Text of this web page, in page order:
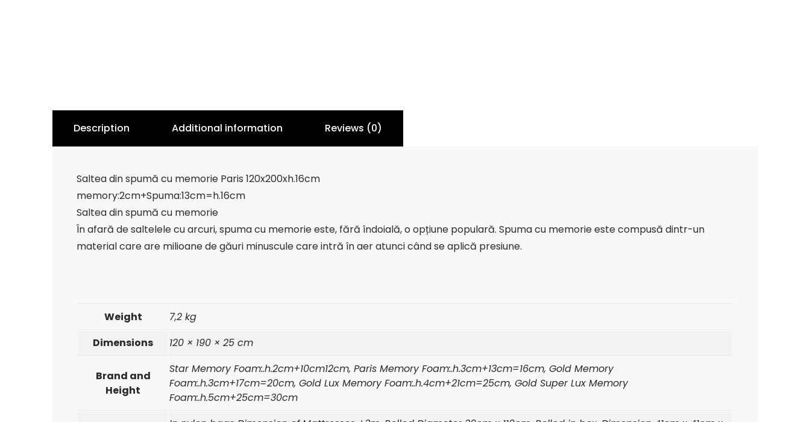
Description Additional information Reviews (0)
Saltea din spumă cu memorie Paris 120x200xh.16cm
memory:2cm+Spuma:13cm=h.16cm
Saltea din spumă cu memorie
În afară de saltelele cu arcuri, spuma cu memorie este, fără îndoială, o opțiune populară. Spuma cu memorie este compusă dintr-un
material care are milioane de găuri minuscule care intră în aer atunci când se aplică presiune.
Weight
7,2 kg
Dimensions
120 × 190 × 25 cm
Brand and
Height
Star Memory Foam:.h.2cm+10cm12cm, Paris Memory Foam:.h.3cm+13cm=16cm, Gold Memory
Foam:.h.3cm+17cm=20cm, Gold Lux Memory Foam:.h.4cm+21cm=25cm, Gold Super Lux Memory
Foam:.h.5cm+25cm=30cm